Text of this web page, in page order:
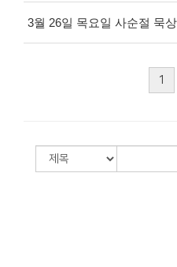
3월 26일 목요일 사순절 묵상
1